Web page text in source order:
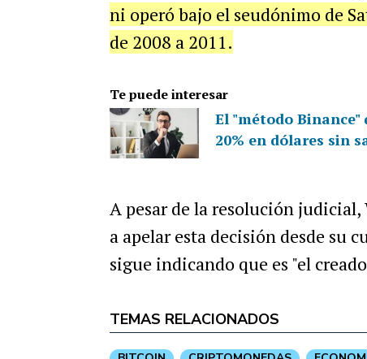
ni operó bajo el seudónimo de
de 2008 a 2011.
Te puede interesar
El "método
20% en dólares sin
A pesar de la resolución
a apelar esta decisión desde su
sigue indicando que es "el
TEMAS RELACIONADOS